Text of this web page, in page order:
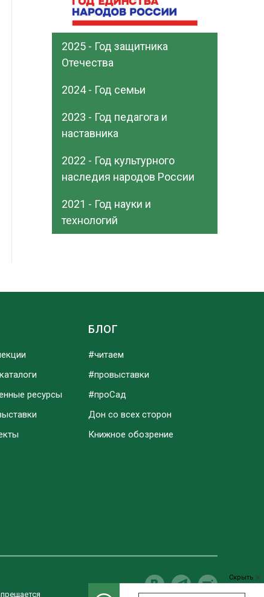
2025 - Год защитника
Отечества
2024 - Год семьи
2023 - Год педагога и
наставника
2022 - Год культурного
наследия народов России
2021 - Год науки и
технологий
Скрыть
ресурсы
БЛОГ
#читаем
#провыставки
#проСад
Дон со всех сторон
Книжное обозрение